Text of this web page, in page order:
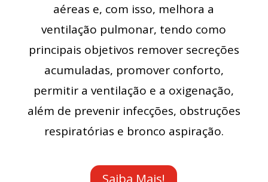
aéreas e, com isso, melhora a
ventilação pulmonar, tendo como
principais objetivos remover secreções
acumuladas, promover conforto,
permitir a ventilação e a oxigenação,
além de prevenir infecções, obstruções
respiratórias e bronco aspiração.
Saiba Mais!